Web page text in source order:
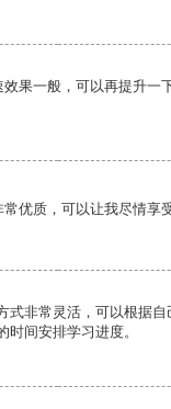
果一般，可以再提升一
优质，可以让我尽情享
式非常灵活，可以根据
时间安排学习进度。